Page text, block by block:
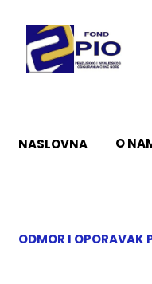
NASLOVNA O
ODMOR I OPORAVAK